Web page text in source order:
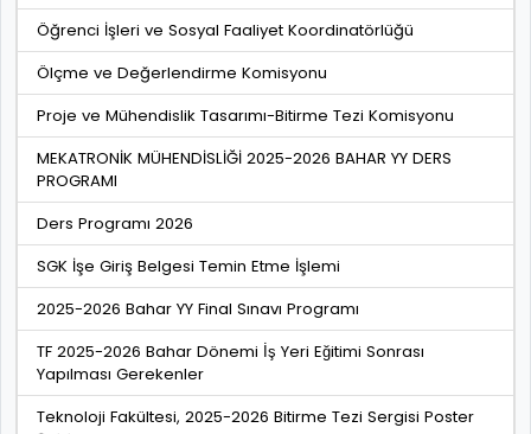
Öğrenci İşleri ve Sosyal Faaliyet Koordinatörlüğü
Ölçme ve Değerlendirme Komisyonu
Proje ve Mühendislik Tasarımı-Bitirme Tezi Komisyonu
MEKATRONİK MÜHENDİSLİĞİ 2025-2026 BAHAR YY DERS
PROGRAMI
Ders Programı 2026
SGK İşe Giriş Belgesi Temin Etme İşlemi
2025-2026 Bahar YY Final Sınavı Programı
TF 2025-2026 Bahar Dönemi İş Yeri Eğitimi Sonrası
Yapılması Gerekenler
Teknoloji Fakültesi, 2025-2026 Bitirme Tezi Sergisi Poster